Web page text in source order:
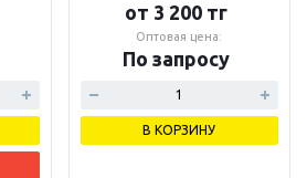
от 3 200 тг
Оптовая цена:
По запросу
В КОРЗИНУ